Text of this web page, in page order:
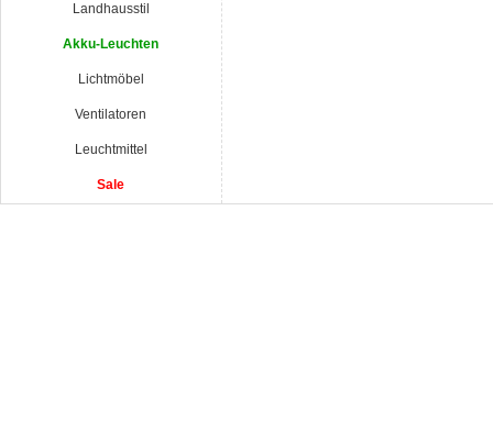
Landhausstil
Akku-Leuchten
Lichtmöbel
Ventilatoren
Leuchtmittel
Sale